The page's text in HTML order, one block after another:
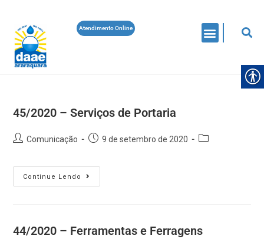
Atendimento Online
45/2020 – Serviços de Portaria
Comunicação 9 de setembro de 2020
Continue Lendo
44/2020 – Ferramentas e Ferragens